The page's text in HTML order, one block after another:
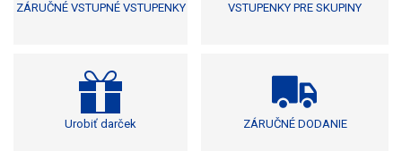
ZÁRUČNÉ VSTUPNÉ VSTUPENKY VSTUPENKY PRE SKUPINY
Urobiť darček ZÁRUČNÉ DODANIE